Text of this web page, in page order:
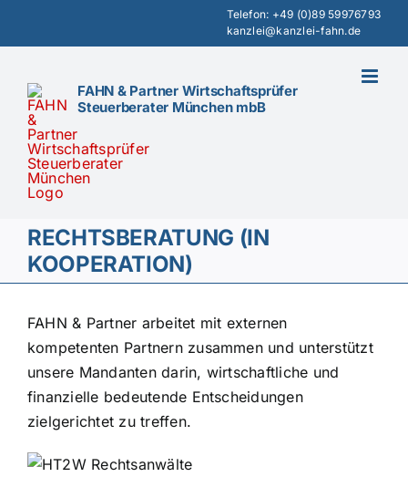
Telefon: +49 (0)89 59976793
kanzlei@kanzlei-fahn.de
FAHN & Partner Wirtschaftsprüfer
Steuerberater München mbB
RECHTSBERATUNG (IN
KOOPERATION)
FAHN & Partner arbeitet mit externen
kompetenten Partnern zusammen und unterstützt
unsere Mandanten darin, wirtschaftliche und
finanzielle bedeutende Entscheidungen
zielgerichtet zu treffen.